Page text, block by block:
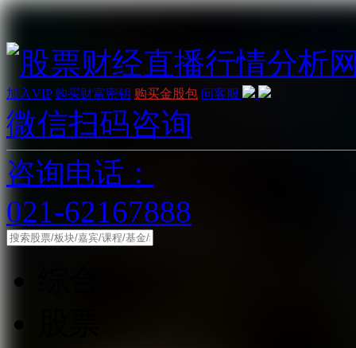
加入VIP 购买财富密钥 购买金股包 问客服
微信扫码咨询
咨询电话：
021-62167888